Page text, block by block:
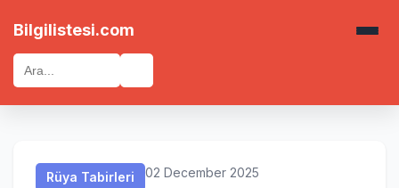
Bilgilistesi.com
Rüya Tabirleri 02 December 2025
Rüya Tabirleri
Rüya Tabirleri
Rüya Tabirleri
Rüya Tabirleri